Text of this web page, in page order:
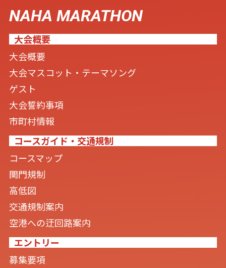
NAHA MARATHON
大会概要
大会概要
大会マスコット・テーマソング
ゲスト
大会誓約事項
市町村情報
コースガイド・交通規制
コースマップ
関門規制
高低図
交通規制案内
空港への迂回路案内
エントリー
募集要項